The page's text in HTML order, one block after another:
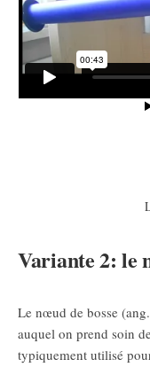
Variante 2: le
Le nœud de bosse
auquel on prend soin
typiquement utilisé